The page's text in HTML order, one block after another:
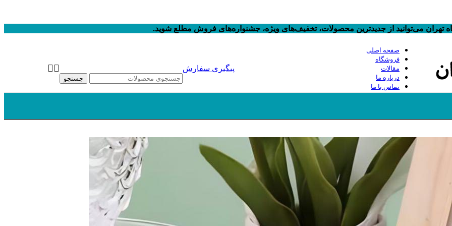
تهران می‌توانید از جدیدترین محصولات، تخفیف‌های ویژه، جشنواره‌های فروش مطلع شوید.
صفحه اصلی
فروشگاه
مقالات
درباره ما
تماس با ما
پیگیری سفارش
جستجو